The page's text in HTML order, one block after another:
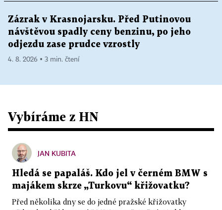
Zázrak v Krasnojarsku. Před Putinovou
návštěvou spadly ceny benzinu, po jeho
odjezdu zase prudce vzrostly
4. 8. 2026 ▪ 3 min. čtení
Vybíráme z HN
JAN KUBITA
Hledá se papaláš. Kdo jel v černém BMW s
majákem skrze „Turkovu“ křižovatku?
Před několika dny se do jedné pražské křižovatky